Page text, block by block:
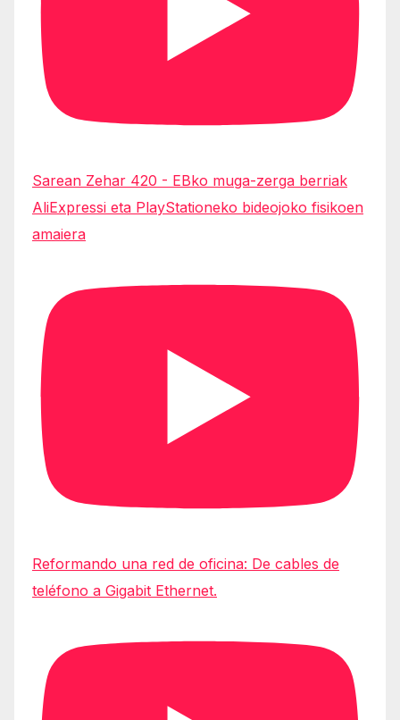
Sarean Zehar 420 - EBko muga-zerga berriak
AliExpressi eta PlayStationeko bideojoko fisikoen
amaiera
Reformando una red de oficina: De cables de
teléfono a Gigabit Ethernet.